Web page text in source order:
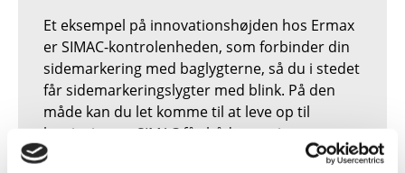
Et eksempel på innovationshøjden hos Ermax
er SIMAC-kontrolenheden, som forbinder din
sidemarkering med baglygterne, så du i stedet
får sidemarkeringslygter med blink. På den
måde kan du let komme til at leve op til
lovgivningen. SIMAC fås både som integreret
funktion i visse typer lygter, ligesom du også